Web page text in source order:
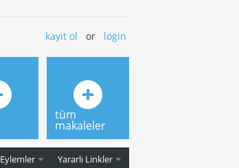
kayıt ol or login
Eylemler Yararlı Linkler
tüm
makaleler